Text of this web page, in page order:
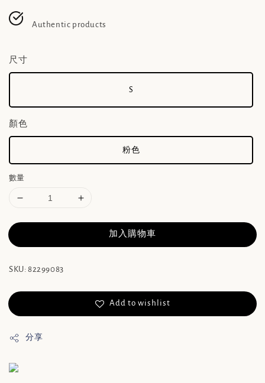
Authentic products
尺寸
S
顏色
粉色
數量
加入購物車
SKU: 82299083
Add to wishlist
分享